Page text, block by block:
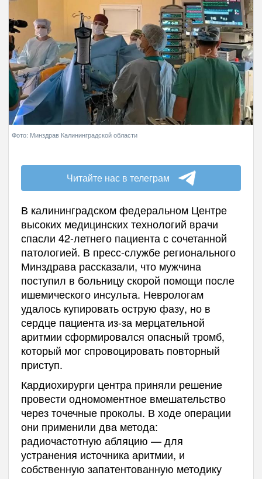
Фото: Минздрав Калининградской области
Читайте нас в телеграм
В калининградском федеральном Центре
высоких медицинских технологий врачи
спасли 42-летнего пациента с сочетанной
патологией. В пресс-службе регионального
Минздрава рассказали, что мужчина
поступил в больницу скорой помощи после
ишемического инсульта. Неврологам
удалось купировать острую фазу, но в
сердце пациента из-за мерцательной
аритмии сформировался опасный тромб,
который мог спровоцировать повторный
приступ.
Кардиохирурги центра приняли решение
провести одномоментное вмешательство
через точечные проколы. В ходе операции
они применили два метода:
радиочастотную абляцию — для
устранения источника аритмии, и
собственную запатентованную методику